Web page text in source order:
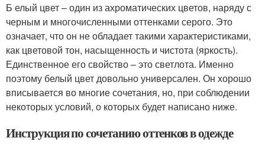
Б елый цвет – один из ахроматических цветов, наряду с
черным и многочисленными оттенками серого. Это
означает, что он не обладает такими характеристиками,
как цветовой тон, насыщенность и чистота (яркость).
Единственное его свойство – это светлота. Именно
поэтому белый цвет довольно универсален. Он хорошо
вписывается во многие сочетания, но, при соблюдении
некоторых условий, о которых будет написано ниже.
Инструкция по сочетанию оттенков в одежде